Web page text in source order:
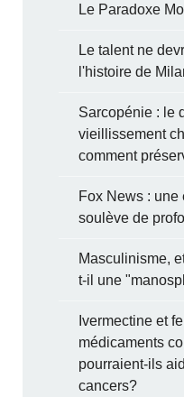
Le Paradoxe
Le talent ne
l'histoire de
Sarcopénie : le
vieillissement
comment
Fox News :
soulève de
Masculinisme,
t-il une
Ivermectine et
médicaments
pourraient-ils
cancers?